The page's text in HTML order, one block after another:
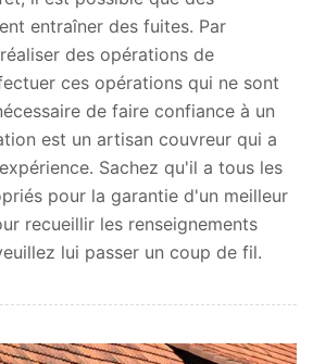
entraîner des fuites. Par
des opérations de
ces opérations qui ne sont
de faire confiance à un
est un artisan couvreur qui a
Sachez qu'il a tous les
pour la garantie d'un meilleur
recueillir les renseignements
lui passer un coup de fil.